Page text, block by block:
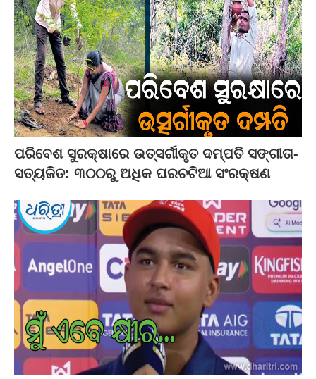
ପରିବେଶ ସୁରକ୍ଷାରେ ଉତ୍ସର୍ଗୀକୃତ ଦମ୍ପତି ସଙ୍ଗୀତା-
ସତ୍ୟଜିତ: ୩୦୦ରୁ ଅଧିକ ଘରଚଟିଆ ସଂରକ୍ଷଣ